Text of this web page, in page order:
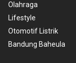
Olahraga
Lifestyle
Otomotif Listrik
Bandung Baheula